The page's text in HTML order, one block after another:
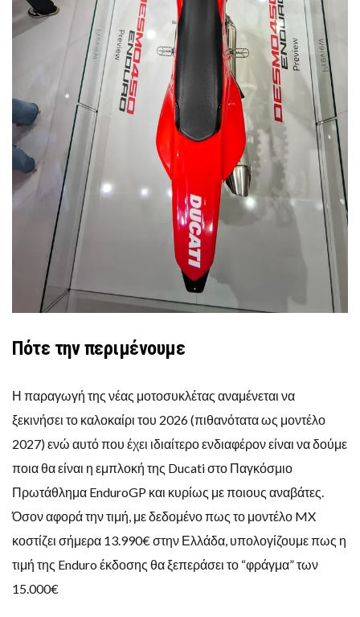
Πότε την περιμένουμε
Η παραγωγή της νέας μοτοσυκλέτας αναμένεται να
ξεκινήσει το καλοκαίρι του 2026 (πιθανότατα ως μοντέλο
2027) ενώ αυτό που έχει ιδιαίτερο ενδιαφέρον είναι να δούμε
ποια θα είναι η εμπλοκή της Ducati στο Παγκόσμιο
Πρωτάθλημα EnduroGP και κυρίως με ποιους αναβάτες.
Όσον αφορά την τιμή, με δεδομένο πως το μοντέλο MX
κοστίζει σήμερα 13.990€ στην Ελλάδα, υπολογίζουμε πως η
τιμή της Enduro έκδοσης θα ξεπεράσει το “φράγμα” των
15.000€